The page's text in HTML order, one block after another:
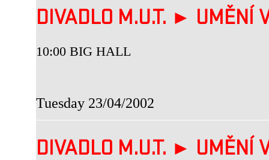
DIVADLO M.U.T. ►
10:00 BIG HALL
Tuesday 23/04/2002
DIVADLO M.U.T. ►